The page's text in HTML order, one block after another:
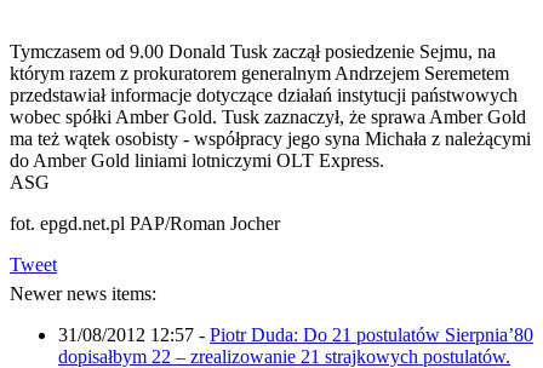
Tymczasem od 9.00 Donald Tusk zaczął posiedzenie Sejmu, na
którym razem z prokuratorem generalnym Andrzejem Seremetem
przedstawiał informacje dotyczące działań instytucji państwowych
wobec spółki Amber Gold. Tusk zaznaczył, że sprawa Amber Gold
ma też wątek osobisty - współpracy jego syna Michała z należącymi
do Amber Gold liniami lotniczymi OLT Express.
ASG
fot. epgd.net.pl PAP/Roman Jocher
Tweet
Newer news items:
31/08/2012 12:57 - Piotr Duda: Do 21 postulatów Sierpnia’80
dopisałbym 22 – zrealizowanie 21 strajkowych postulatów.